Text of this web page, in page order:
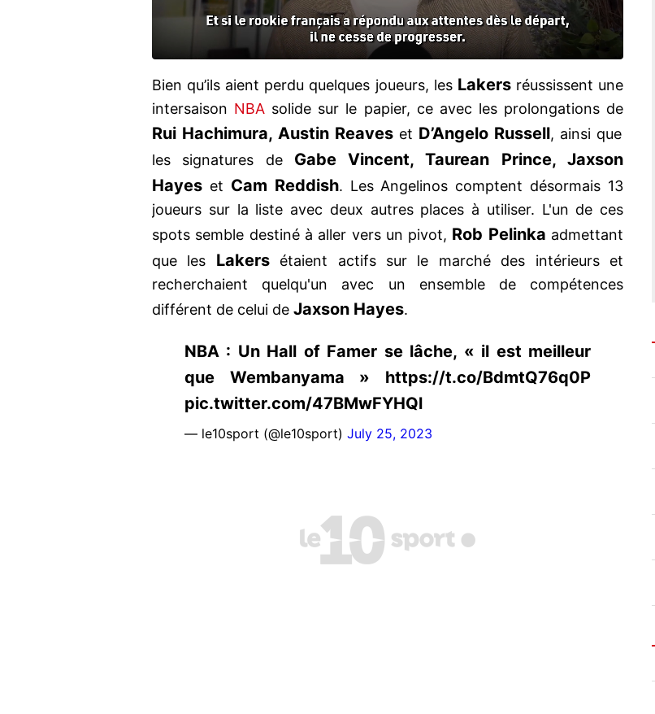
Bien qu’ils aient perdu quelques joueurs, les Lakersréussissent une
intersaison NBA solide sur le papier, ce avec les prolongations de
Rui Hachimura, Austin Reaves et D’Angelo Russell, ainsi que
les signatures de Gabe Vincent, Taurean Prince, Jaxson
Hayes et Cam Reddish. Les Angelinos comptent désormais 13
joueurs sur la liste avec deux autres places à utiliser. L'un de ces
spots semble destiné à aller vers un pivot, Rob Pelinka admettant
que les Lakersétaient actifs sur le marché des intérieurs et
recherchaient quelqu'un avec un ensemble de compétences
différent de celui de Jaxson Hayes.
NBA : Un Hall of Famer se lâche, « il est meilleur
que Wembanyama » https://t.co/BdmtQ76q0P
pic.twitter.com/47BMwFYHQl
— le10sport (@le10sport) July 25, 2023